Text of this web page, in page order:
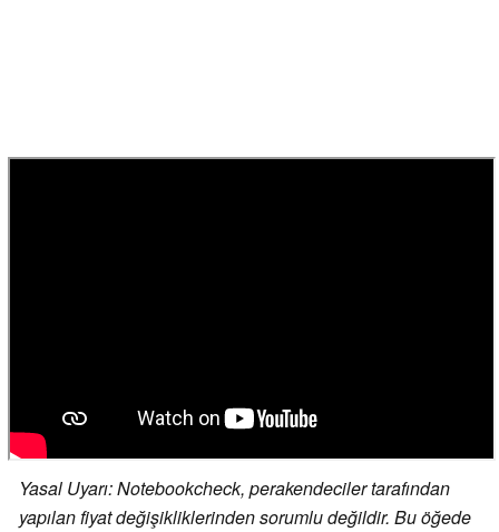
Yasal Uyarı: Notebookcheck, perakendeciler tarafından
yapılan fiyat değişikliklerinden sorumlu değildir. Bu öğede